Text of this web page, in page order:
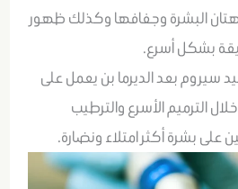
البشرة وجفافها وكذلك ظهور
بشكل أسرع.
سيروم بعد الديرما بن يعمل على
الترميم الأسرع والترطيب
على بشرة أكثر امتلاء ونضارة.